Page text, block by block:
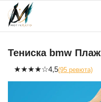
Skip
content
Тениска bmw Плаж
★★★★☆4,5(95 ревюта)